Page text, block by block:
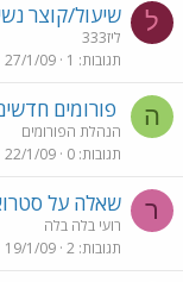
ל שיעול/קוצר
ליז333
תגובות 1
27/1/09
ה פורומים
הנהלת הפורומים
תגובות 0
22/1/09
ר שאלה על
רועי בלה בלה
תגובות 2
19/1/09